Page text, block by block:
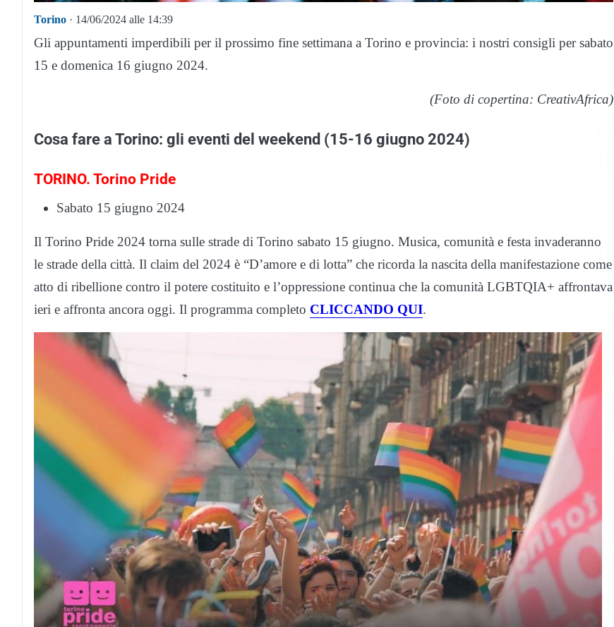
Torino · 14/06/2024 alle 14:39
Gli appuntamenti imperdibili per il prossimo fine settimana a Torino e provincia: i nostri consigli per sabato
15 e domenica 16 giugno 2024.
(Foto di copertina: CreativAfrica)
Cosa fare a Torino: gli eventi del weekend (15-16 giugno 2024)
TORINO. Torino Pride
Sabato 15 giugno 2024
Il Torino Pride 2024 torna sulle strade di Torino sabato 15 giugno. Musica, comunità e festa invaderanno
le strade della città. Il claim del 2024 è “D’amore e di lotta” che ricorda la nascita della manifestazione come
atto di ribellione contro il potere costituito e l’oppressione continua che la comunità LGBTQIA+ affrontava
ieri e affronta ancora oggi. Il programma completo CLICCANDO QUI.